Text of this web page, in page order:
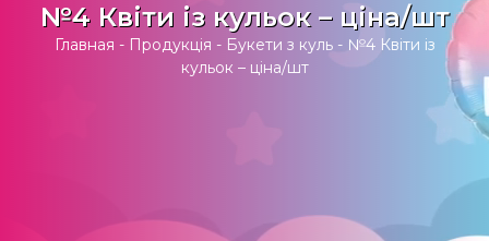
№4 Квіти із кульок – ціна/шт
Главная - Продукція - Букети з куль- №4 Квіти із
кульок – ціна/шт